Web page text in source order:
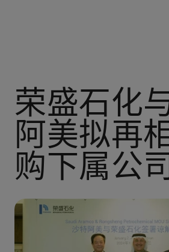
荣盛石化
阿美拟再
购下属公